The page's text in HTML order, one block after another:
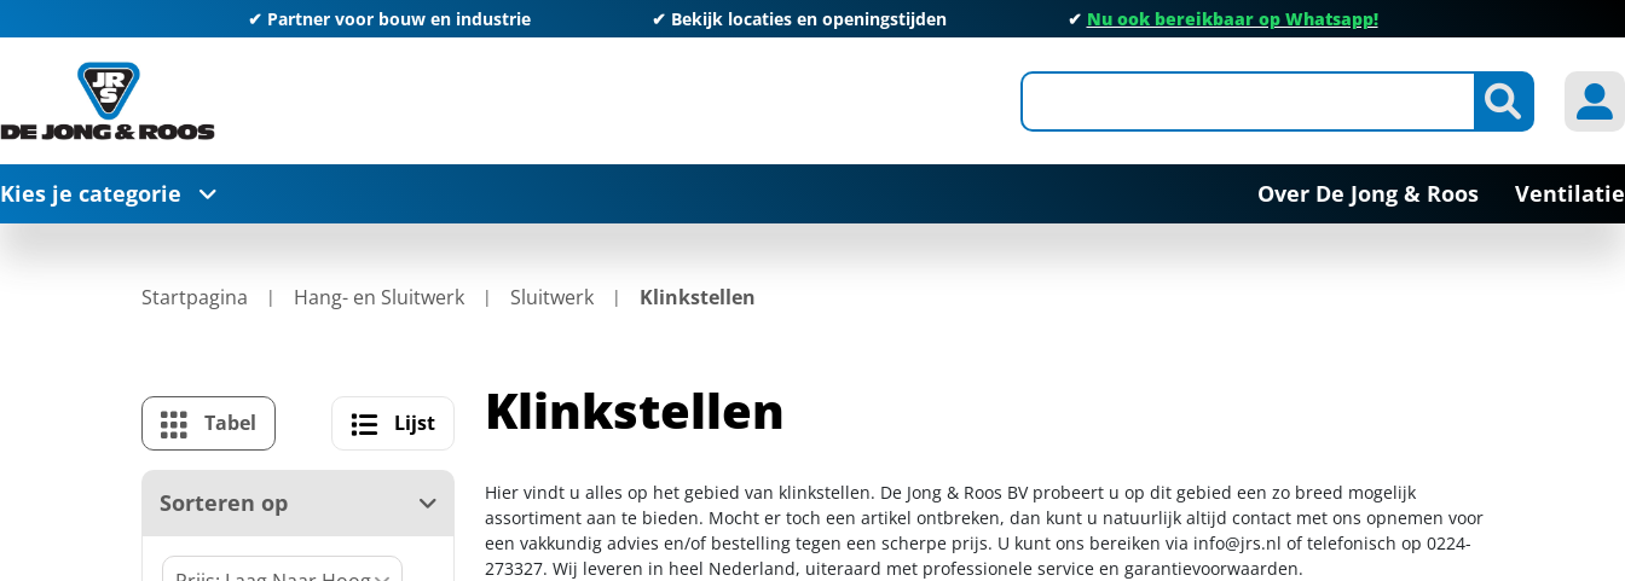
✔ Partner voor bouw en industrie ✔ Bekijk locaties en openingstijden ✔ Nu ook bereikbaar op Whatsapp!
Kies je categorie Over De Jong & Roos Ventilatie
Startpagina Hang- en Sluitwerk Sluitwerk Klinkstellen
Tabel Lijst
Sorteren op
Klinkstellen
Hier vindt u alles op het gebied van klinkstellen. De Jong & Roos BV probeert u op dit gebied een zo breed mogelijk
assortiment aan te bieden. Mocht er toch een artikel ontbreken, dan kunt u natuurlijk altijd contact met ons opnemen voor
een vakkundig advies en/of bestelling tegen een scherpe prijs. U kunt ons bereiken via info@jrs.nl of telefonisch op 0224-
273327. Wij leveren in heel Nederland, uiteraard met professionele service en garantievoorwaarden.